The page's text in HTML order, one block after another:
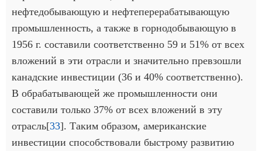
нефтедобывающую и нефтеперерабатывающую
промышленность, а также в горнодобывающую в
1956 г. составили соответственно 59 и 51% от всех
вложений в эти отрасли и значительно превзошли
канадские инвестиции (36 и 40% соответственно).
В обрабатывающей же промышленности они
составили только 37% от всех вложений в эту
отрасль[33]. Таким образом, американские
инвестиции способствовали быстрому развитию